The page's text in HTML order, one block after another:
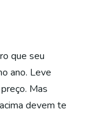
que seu
ano. Leve
Mas
devem te